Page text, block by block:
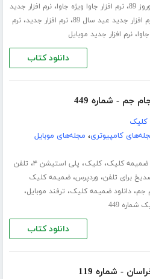
89
،نرم افزار جاوا ویژه جاوا،نرم افزار جدید
افزار جدید عید سال 89 ،نرم افزار جدید،نرم
،نرم افزار جدید موبایل
دانلود کتاب
جم - شماره 449
کلیک
کامپیوتری، مجله‌های موبایل
ضمیمه کلیک،کلیک، پلی استیشن ۴ ، تلفن
برای تلفن، وردپرس،ضمیمه کلیک
جم،دانلود ضمیمه کلیک، ترفند موبایل،
449
دانلود کتاب
- شماره 119